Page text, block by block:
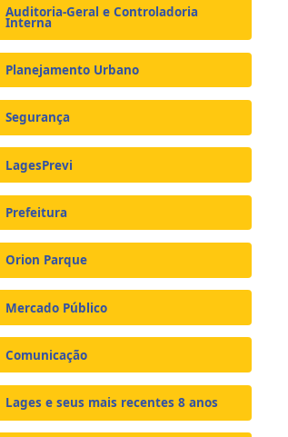
Auditoria-Geral e Controladoria
Interna
Planejamento Urbano
Segurança
LagesPrevi
Prefeitura
Orion Parque
Mercado Público
Comunicação
Lages e seus mais recentes 8 anos